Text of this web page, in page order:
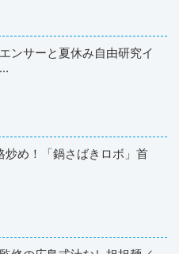
ンサーと夏休み自由研究イ
め！「鍋さばきロボ」首